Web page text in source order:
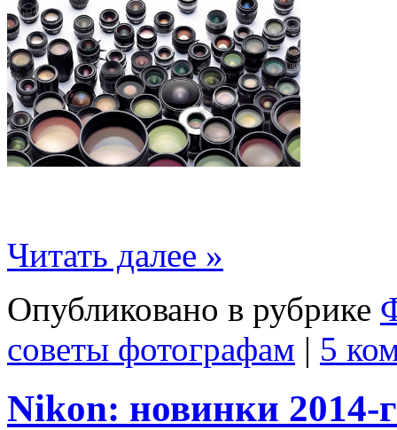
Читать далее »
Опубликовано в рубрике
советы фотографам | 5
Nikon: новинки 2014-